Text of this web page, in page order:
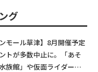
グ
ンモール草津】8月開催予定
トが多数中止に。「あそ
族館」や仮面ライダーシ